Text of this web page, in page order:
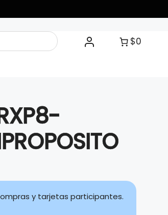
$0
y tarjetas participantes.